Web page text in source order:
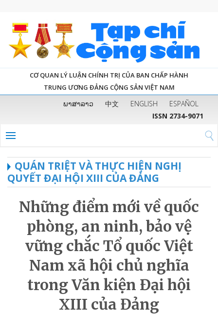
CƠ QUAN LÝ LUẬN CHÍNH TRỊ CỦA BAN CHẤP HÀNH
TRUNG ƯƠNG ĐẢNG CỘNG SẢN VIỆT NAM
ພາສາລາວ 中文 ENGLISH
ESPAÑOL
ISSN 2734-9071
QUÁN TRIỆT VÀ THỰC HIỆN NGHỊ
QUYẾT ĐẠI HỘI XIII CỦA ĐẢNG
Những điểm mới về quốc
phòng, an ninh, bảo vệ
vững chắc Tổ quốc Việt
Nam xã hội chủ nghĩa
trong Văn kiện Đại hội
XIII của Đảng